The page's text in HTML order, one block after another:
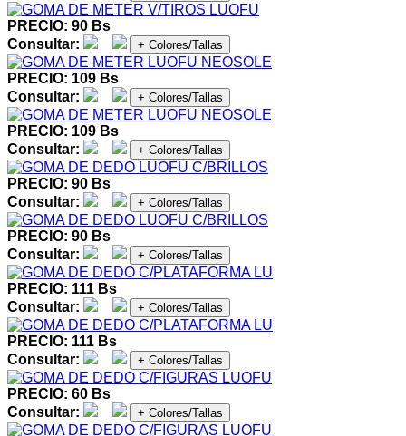
PRECIO: 90 Bs
Consultar:
+ Colores/Tallas
PRECIO: 109 Bs
Consultar:
+ Colores/Tallas
PRECIO: 109 Bs
Consultar:
+ Colores/Tallas
PRECIO: 90 Bs
Consultar:
+ Colores/Tallas
PRECIO: 90 Bs
Consultar:
+ Colores/Tallas
PRECIO: 111 Bs
Consultar:
+ Colores/Tallas
PRECIO: 111 Bs
Consultar:
+ Colores/Tallas
PRECIO: 60 Bs
Consultar:
+ Colores/Tallas